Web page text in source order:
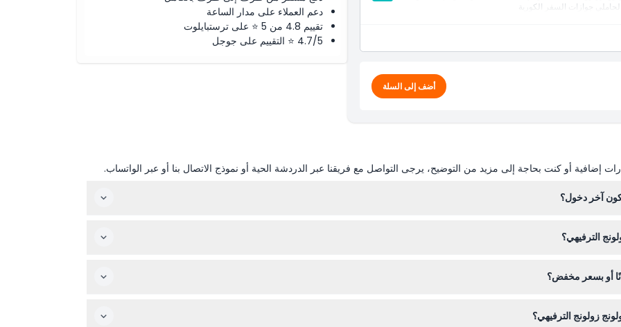
جوازات السفر الكورية
أضف إلى السلة
دعم العملاء على مدار الساعة
تقييم 4.8 من 5 ⭐ على ترستبايلوت
4.7/5 ⭐ التقييم على جوجل
إضافية أو كنت بحاجة إلى مزيد من التوضيح، يرجى التواصل مع فريقنا عبر الدردشة الحية أو نموذج الاتصال بنا أو عبر الواتساب.
آخر دخول؟
الترفيهي؟
أو بسعر مخفض؟
زولونج الترفيهي؟